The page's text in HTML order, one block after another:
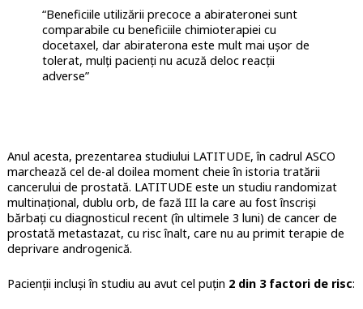
“Beneficiile utilizării precoce a abirateronei sunt
comparabile cu beneficiile chimioterapiei cu
docetaxel, dar abiraterona este mult mai ușor de
tolerat, mulți pacienți nu acuză deloc reacții
adverse”
Anul acesta, prezentarea studiului LATITUDE, în cadrul ASCO
marchează cel de-al doilea moment cheie în istoria tratării
cancerului de prostată. LATITUDE este un studiu randomizat
multinațional, dublu orb, de fază III la care au fost înscriși
bărbați cu diagnosticul recent (în ultimele 3 luni) de cancer de
prostată metastazat, cu risc înalt, care nu au primit terapie de
deprivare androgenică.
Pacienții incluși în studiu au avut cel puțin 2 din 3 factori de risc: